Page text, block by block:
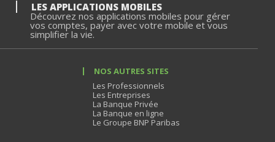
LES APPLICATIONS MOBILES
Découvrez nos applications mobiles pour gérer
vos comptes, payer avec votre mobile et vous
simplifier la vie.
NOS AUTRES SITES
Les Professionnels
Les Entreprises
La Banque Privée
La Banque en ligne
Le Groupe BNP Paribas